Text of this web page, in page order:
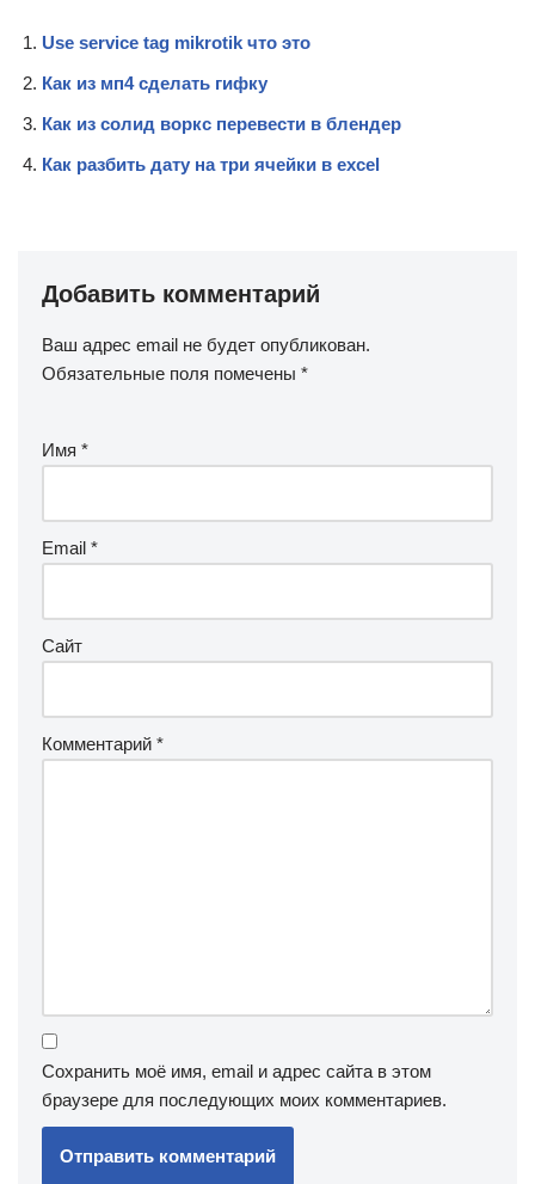
Use service tag mikrotik что это
Как из мп4 сделать гифку
Как из солид воркс перевести в блендер
Как разбить дату на три ячейки в excel
Добавить комментарий
Ваш адрес email не будет опубликован.
Обязательные поля помечены *
Имя *
Email *
Сайт
Комментарий *
Сохранить моё имя, email и адрес сайта в этом
браузере для последующих моих комментариев.